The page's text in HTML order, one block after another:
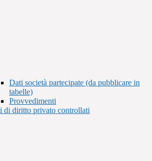
Dati società partecipate (da pubblicare in
tabelle)
Provvedimenti
di diritto privato controllati